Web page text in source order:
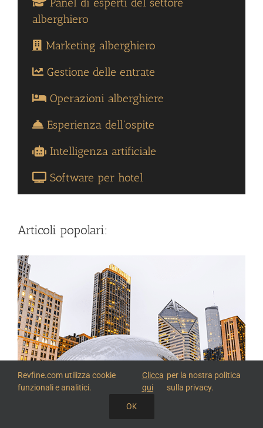
Panel di esperti del settore
alberghiero
Marketing alberghiero
Gestione delle entrate
Operazioni alberghiere
Esperienza dell'ospite
Intelligenza artificiale
Software per hotel
Articoli popolari:
CONDIVIDI QUESTA CONOSCENZA
Revfine.com utilizza cookie
funzionali e analitici.
Clicca
qui
per la nostra politica
sulla privacy.
OK